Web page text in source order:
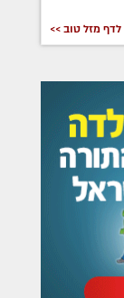
לדף מזל טוב >>